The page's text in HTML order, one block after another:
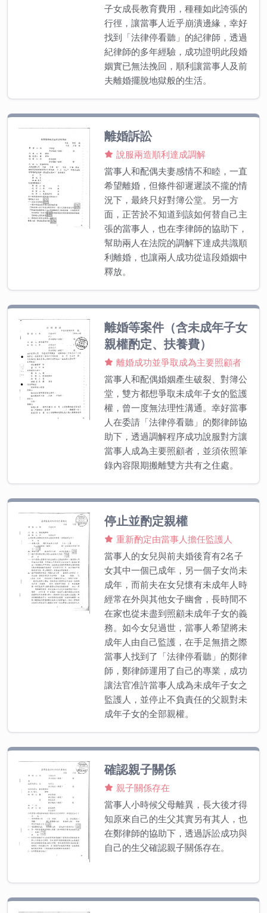
子女成長教育費用，種種如此誇張的
行徑，讓當事人近乎崩潰邊緣，幸好
找到「法律停看聽」的紀律師，透過
紀律師的多年經驗，成功證明此段婚
姻實已無法挽回，順利讓當事人及前
夫離婚擺脫地獄般的生活。
離婚訴訟
說服兩造順利達成調解
當事人和配偶夫妻感情不和睦，一直
希望離婚，但條件卻遲遲談不攏的情
況下，最終只好對簿公堂。另一方
面，正苦於不知道到該如何替自己主
張的當事人，也在李律師的協助下，
幫助兩人在法院的調解下達成共識順
利離婚，也讓兩人成功從這段婚姻中
釋放。
離婚等案件（含未成年子女
親權酌定、扶養費）
離婚成功並爭取成為主要照顧者
當事人和配偶婚姻產生破裂、對簿公
堂，雙方都想爭取未成年子女的監護
權，曾一度無法理性溝通。幸好當事
人在委請「法律停看聽」的鄭律師協
助下，透過調解程序成功說服對方讓
當事人成為主要照顧者，並須依照筆
錄內容限期搬離雙方共有之住處。
停止並酌定親權
重新酌定由當事人擔任監護人
當事人的女兒與前夫婚後育有2名子
女其中一個已成年，另一個子女尚未
成年，而前夫在女兒懷有未成年人時
經常在外與其他女子幽會，長時間不
在家也從未盡到照顧未成年子女的義
務。如今女兒過世，當事人希望將未
成年人由自己監護，在手足無措之際
當事人找到了「法律停看聽」的鄭律
師，鄭律師運用了自己的專業，成功
讓法官准許當事人成為未成年子女之
監護人，並停止不負責任的父親對未
成年子女的全部親權。
確認親子關係
親子關係存在
當事人小時候父母離異，長大後才得
知原來自己的生父其實另有其人，也
在鄭律師的協助下，透過訴訟成功與
自己的生父確認親子關係存在。